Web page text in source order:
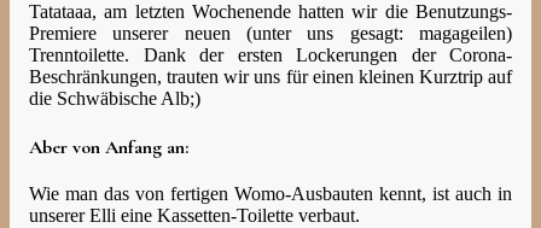
Tatataaa, am letzten Wochenende hatten wir die Benutzungs-
Premiere unserer neuen (unter uns gesagt: magageilen)
Trenntoilette. Dank der ersten Lockerungen der Corona-
Beschränkungen, trauten wir uns für einen kleinen Kurztrip auf
die Schwäbische Alb;)
Aber von Anfang an:
Wie man das von fertigen Womo-Ausbauten kennt, ist auch in
unserer Elli eine Kassetten-Toilette verbaut.